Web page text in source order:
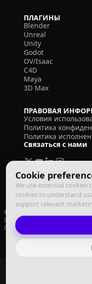
Cookie
We use essential
cookies to understand
support relevant
ПЛАГИНЫ
Blender
Unreal
Unity
Godot
OV/Isaac
C4D
Maya
3D Max
ПРАВОВАЯ
Условия
Политика
Политика
Связаться с нами
© 2026 Deemos Corporation.
Условия использования
Политика исполнения
Русский